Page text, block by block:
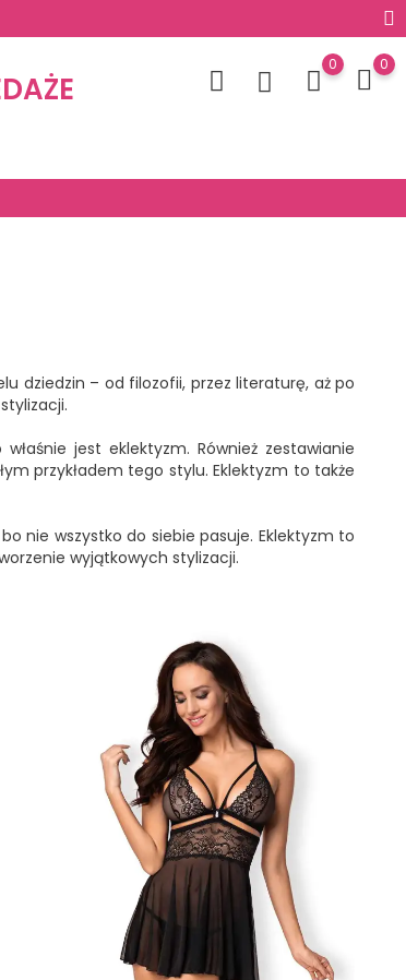
0 0
dziedzin – od filozofii, przez literaturę, aż po
jest eklektyzm. Również zestawianie
przykładem tego stylu. Eklektyzm to także
nie wszystko do siebie pasuje. Eklektyzm to
wyjątkowych stylizacji.